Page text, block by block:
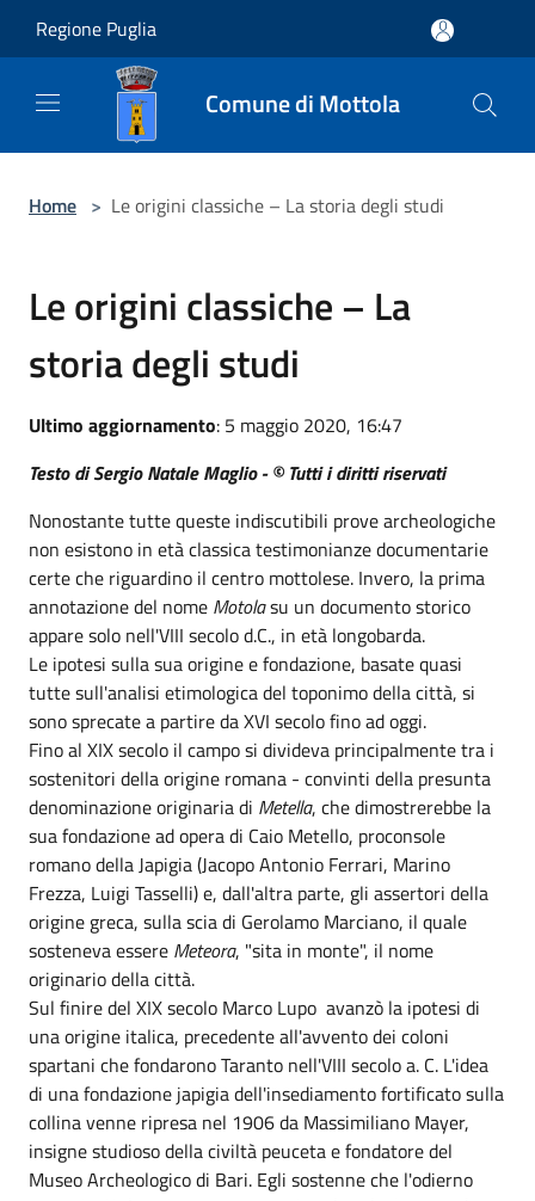
Regione Puglia
Comune di Mottola
Home > Le origini classiche – La storia degli studi
Le origini classiche – La
storia degli studi
Ultimo aggiornamento: 5 maggio 2020, 16:47
Testo di Sergio Natale Maglio - © Tutti i diritti riservati
Nonostante tutte queste indiscutibili prove archeologiche
non esistono in età classica testimonianze documentarie
certe che riguardino il centro mottolese. Invero, la prima
annotazione del nome Motolasu un documento storico
appare solo nell'VIII secolo d.C., in età longobarda.
Le ipotesi sulla sua origine e fondazione, basate quasi
tutte sull'analisi etimologica del toponimo della città, si
sono sprecate a partire da XVI secolo fino ad oggi.
Fino al XIX secolo il campo si divideva principalmente tra i
sostenitori della origine romana - convinti della presunta
denominazione originaria di Metella, che dimostrerebbe la
sua fondazione ad opera di Caio Metello, proconsole
romano della Japigia (Jacopo Antonio Ferrari, Marino
Frezza, Luigi Tasselli) e, dall'altra parte, gli assertori della
origine greca, sulla scia di Gerolamo Marciano, il quale
sosteneva essere Meteora, "sita in monte", il nome
originario della città.
Sul finire del XIX secolo Marco Lupo avanzò la ipotesi di
una origine italica, precedente all'avvento dei coloni
spartani che fondarono Taranto nell'VIII secolo a. C. L'idea
di una fondazione japigia dell'insediamento fortificato sulla
collina venne ripresa nel 1906 da Massimiliano Mayer,
insigne studioso della civiltà peuceta e fondatore del
Museo Archeologico di Bari. Egli sostenne che l'odierno